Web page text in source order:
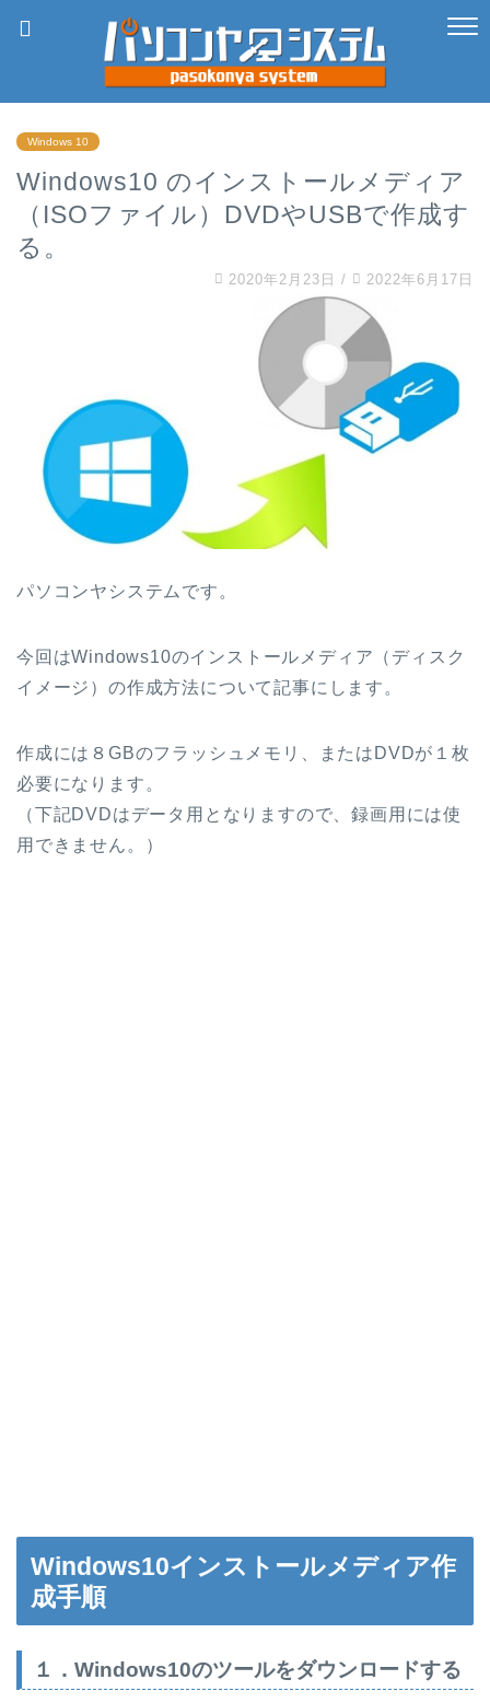
Windows 10
Windows10 のインストールメディア
（ISOファイル）DVDやUSBで作成す
る。
2020年2月23日 / 2022年6月17日
パソコンヤシステムです。
今回はWindows10のインストールメディア（ディスク
イメージ）の作成方法について記事にします。
作成には８GBのフラッシュメモリ、またはDVDが１枚
必要になります。
（下記DVDはデータ用となりますので、録画用には使
用できません。）
Windows10インストールメディア作
成手順
１．Windows10のツールをダウンロードする